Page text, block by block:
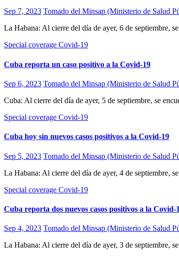
Sep 7, 2023 Tomado del Minsap (Ministerio de Salud
La Habana: Al cierre del día de ayer, 6 de septiembre,
Special coverage Covid-19
Cuba reporta un caso positivo a la Covid-19
Sep 6, 2023 Tomado del Minsap (Ministerio de Salud
Cuba: Al cierre del día de ayer, 5 de septiembre, se
Special coverage Covid-19
Cuba hoy sin nuevos casos positivos a la Covid-19
Sep 5, 2023 Tomado del Minsap (Ministerio de Salud
La Habana: Al cierre del día de ayer, 4 de septiembre,
Special coverage Covid-19
Cuba reporta dos nuevos casos positivos a la Covid-
Sep 4, 2023 Tomado del Minsap (Ministerio de Salud
La Habana: Al cierre del día de ayer, 3 de septiembre,